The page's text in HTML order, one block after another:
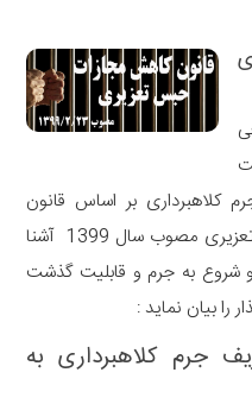
کلاهبرداری بر اساس قانون
جدید (قانون کاهش مجازات حبس تعزیری مصوب سال 1399 آشنا
به جرم و قابلیت گذشت
را بیان نماید :
جرم کلاهبرداری به